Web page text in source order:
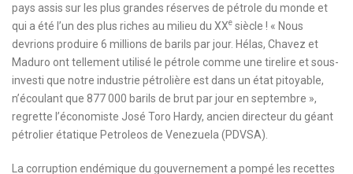
pays assis sur les plus grandes réserves de pétrole du monde et
qui a été l’un des plus riches au milieu du XXe siècle ! « Nous
devrions produire 6 millions de barils par jour. Hélas, Chavez et
Maduro ont tellement utilisé le pétrole comme une tirelire et sous-
investi que notre industrie pétrolière est dans un état pitoyable,
n’écoulant que 877 000 barils de brut par jour en septembre »,
regrette l’économiste José Toro Hardy, ancien directeur du géant
pétrolier étatique Petroleos de Venezuela (PDVSA).
La corruption endémique du gouvernement a pompé les recettes